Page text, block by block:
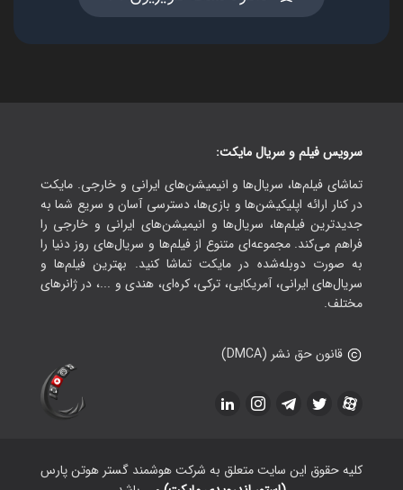
سرویس فیلم و سریال مایکت:
تماشای فیلم‌ها، سریال‌ها و انیمیشن‌های ایرانی و خارجی. مایکت
در کنار ارائه اپلیکیشن‌ها و بازی‌ها، دسترسی آسان و سریع شما به
جدیدترین فیلم‌ها، سریال‌ها و انیمیشن‌های ایرانی و خارجی را
فراهم می‌کند. مجموعه‌ای متنوع از فیلم‌ها و سریال‌های روز دنیا را
به صورت دوبله‌شده در مایکت تماشا کنید. بهترین فیلم‌ها و
سریال‌های ایرانی، آمریکایی، ترکی، کره‌ای، هندی و ...، در ژانرهای
مختلف.
قانون حق نشر (DMCA)
کلیه حقوق این سایت متعلق به شرکت هوشمند گستر هوتن پارس